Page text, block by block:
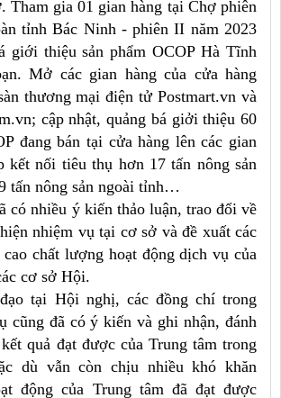
Tham gia 01 gian hàng tại Chợ phiên
tỉnh Bác Ninh - phiên II năm 2023
giới thiệu sản phẩm OCOP Hà Tĩnh
Mở các gian hàng của cửa hàng
thương mại điện tử Postmart.vn và
cập nhật, quảng bá giởi thiệu 60
đang bán tại cửa hàng lên các gian
kết nối tiêu thụ hơn 17 tấn nông sản
tấn nông sản ngoài tỉnh…
có nhiều ý kiến thảo luận, trao đổi về
nhiệm vụ tại cơ sở và đề xuất các
cao chất lượng hoạt động dịch vụ của
cơ sở Hội.
tại Hội nghị, các đồng chí trong
cũng đã có ý kiến và ghi nhận, đánh
quả đạt được của Trung tâm trong
dù vẫn còn chịu nhiều khó khăn
động của Trung tâm đã đạt được